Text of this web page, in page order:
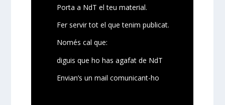
Porta a NdT el teu material.
Fer servir tot el que tenim publicat.
Només cal que:
diguis que ho has agafat de NdT
Envian’s un mail comunicant-ho